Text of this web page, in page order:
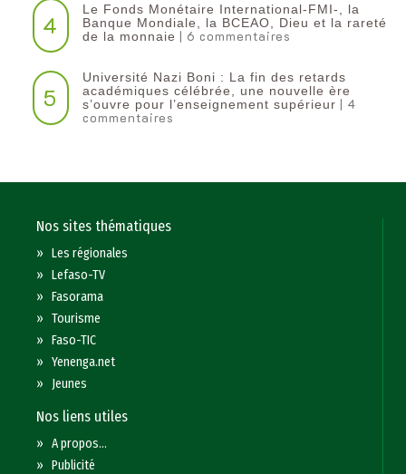
4
Le Fonds Monétaire International-FMI-, la
Banque Mondiale, la BCEAO, Dieu et la rareté
de la monnaie | 6 commentaires
5
Université Nazi Boni : La fin des retards
académiques célébrée, une nouvelle ère
s’ouvre pour l’enseignement supérieur | 4
commentaires
Nos sites thématiques
»Les régionales
»Lefaso-TV
»Fasorama
»Tourisme
»Faso-TIC
»Yenenga.net
» Jeunes
Nos liens utiles
»A propos...
»Publicité